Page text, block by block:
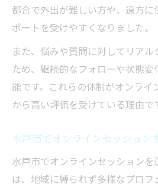
都合で外出が難しい方や、遠方
ポートを受けやすくなりました。
また、悩みや質問に対してリア
ため、継続的なフォローや状態
能です。これらの体制がオンライ
から高い評価を受けている理由で
水戸市でオンラインセッション
水戸市でオンラインセッションを
は、地域に縛られず多様なプロ